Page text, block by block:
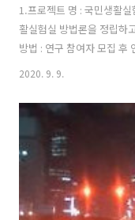
1.프로젝트 명 : 국민생활
활실험실 방법론을 정립하
방법 : 연구 참여자 모집 후
비단계 : 참여자 모집 후 선
생성 -5단계: 경험적 자료
과 설명, 새로운 문제점
-각계 산업 분야별 관련 분
문 준비자 분께 적합합니
수행 가능 참여..
2020. 9. 9.